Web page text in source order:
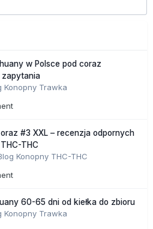
w Polsce pod coraz
zapytania
Konopny Trawka
#3 XXL – recenzja odpornych
THC
Konopny THC-THC
60-65 dni od kiełka do zbioru
Konopny Trawka